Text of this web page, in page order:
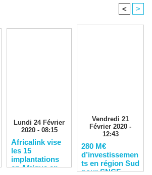
< >
Lundi 24 Février
2020 - 08:15
Africalink vise
les 15
implantations
en Afrique en
Vendredi 21
Février 2020 -
12:43
280 M€
d’investissemen
ts en région Sud
pour SNCF